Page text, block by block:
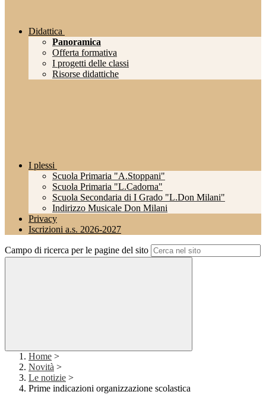
Didattica
Panoramica
Offerta formativa
I progetti delle classi
Risorse didattiche
I plessi
Scuola Primaria "A.Stoppani"
Scuola Primaria "L.Cadorna"
Scuola Secondaria di I Grado "L.Don Milani"
Indirizzo Musicale Don Milani
Privacy
Iscrizioni a.s. 2026-2027
Campo di ricerca per le pagine del sito
Home >
Novità >
Le notizie >
Prime indicazioni organizzazione scolastica